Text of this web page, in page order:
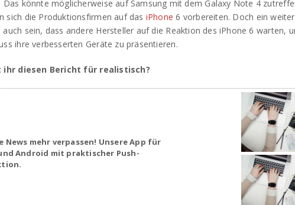
Das könnte möglicherweise auf Samsung mit dem Galaxy Note 4
sich die Produktionsfirmen auf das iPhone 6 vorbereiten. Doch ein
auch sein, dass andere Hersteller auf die Reaktion des iPhone 6 warten,
ihre verbesserten Geräte zu präsentieren.
ihr diesen Bericht für realistisch?
News mehr verpassen! Unsere App für
Android mit praktischer Push-